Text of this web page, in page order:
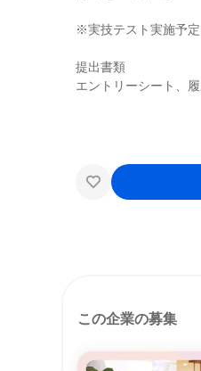
※実技テスト実施予定
提出書類
エントリーシート、
この企業の募集